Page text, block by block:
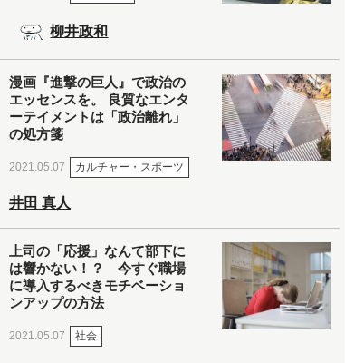
柳井政和
漫画『進撃の巨人』で政治の
エッセンスを。 良質なエンタ
ーテイメントは「政治離れ」
の処方箋
2021.05.07 カルチャー・スポーツ
井田 真人
上司の「応援」なんて部下に
は響かない！？ 今すぐ職場
に導入するべきモチベーショ
ンアップの方法
2021.05.07 社会